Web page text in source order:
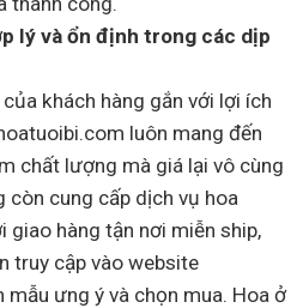
lý và ổn định trong các dịp
khách hàng gắn với lợi ích
luôn mang đến
chất lượng mà giá lại vô cùng
còn cung cấp dịch vụ hoa
giao hàng tận nơi miễn ship,
truy cập vào website
ưng ý và chọn mua. Hoa ở